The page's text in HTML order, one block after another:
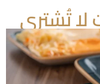
لا تُشترى